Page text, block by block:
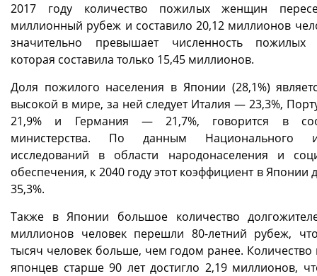
2017 году количество пожилых женщин
миллионный рубеж и составило 20,12 миллионов
значительно превышает численность пожилых
которая составила только 15,45 миллионов.
Доля пожилого населения в Японии (28,1%)
высокой в мире, за ней следует Италия — 23,3%,
21,9% и Германия — 21,7%, говорится в
министерства. По данным Национального
исследований в области народонаселения и
обеспечения, к 2040 году этот коэффициент в Японии
35,3%.
Также в Японии большое количество
миллионов человек перешли 80-летний рубеж,
тысяч человек больше, чем годом ранее.
японцев старше 90 лет достигло 2,19 миллионов,